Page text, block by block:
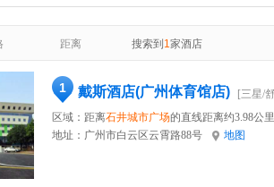
距离 搜索到 1家酒店
1 戴斯酒店(广州体育馆店)
[三星/
区域：距离石井城市广场的直线距离约3.98公里
地址： 广州市白云区云霄路88号 地图